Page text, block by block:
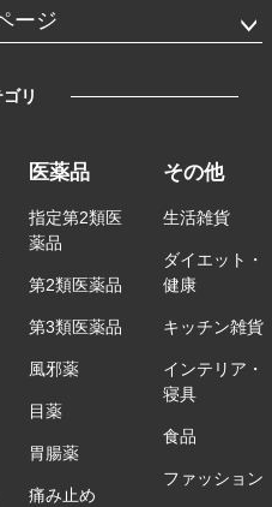
ージ
リ
医薬品
指定第2類医
薬品
第2類医薬品
第3類医薬品
風邪薬
目薬
胃腸薬
痛み止め
その他
生活雑貨
ダイエット・
健康
キッチン雑貨
インテリア・
寝具
食品
ファッション